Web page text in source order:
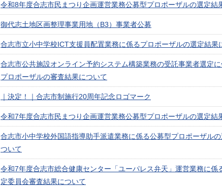
令和8年度合志市民まつり企画運営業務公募型プロポーザルの選定結
御代志土地区画整理事業用地（B3）事業者公募
合志市立小中学校ICT支援員配置業務に係るプロポーザルの選定結果
合志市公共施設オンライン予約システム構築業務の受託事業者選定
プロポーザルの審査結果について
｜決定！｜合志市制施行20周年記念ロゴマーク
令和7年度合志市民まつり企画運営業務公募型プロポーザルの選定結
合志市小中学校外国語指導助手派遣業務に係る公募型プロポーザル
ついて
令和7年度合志市総合健康センター「ユーパレス弁天」運営業務に係
定委員会審査結果について